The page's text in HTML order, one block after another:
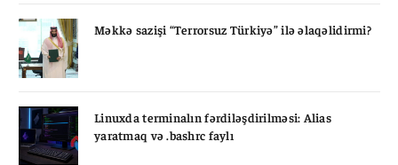
Məkkə sazişi “Terrorsuz Türkiyə” ilə əlaqəlidirmi?
Linuxda terminalın fərdiləşdirilməsi: Alias
yaratmaq və .bashrc faylı